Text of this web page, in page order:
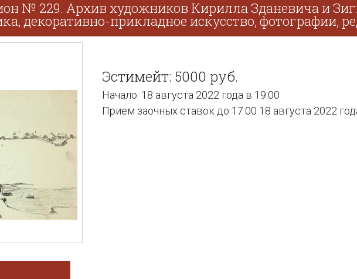
№ 229. Архив художников Кирилла Зданевича и
декоративно-прикладное искусство, фотографии,
Эстимейт: 5000 руб.
Начало: 18 августа 2022 года в 19:00
Прием заочных ставок до 17:00 18 августа 2022